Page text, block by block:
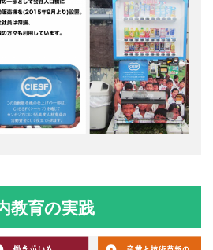
教育の実践